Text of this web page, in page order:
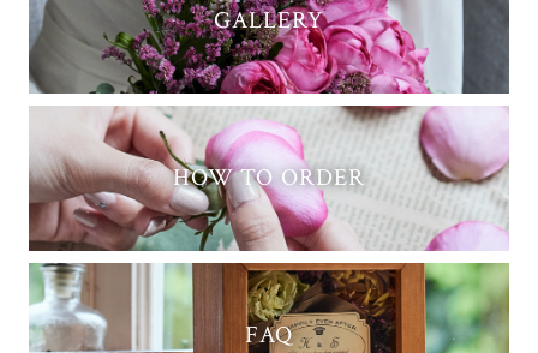
GALLERY
HOW TO ORDER
FAQ